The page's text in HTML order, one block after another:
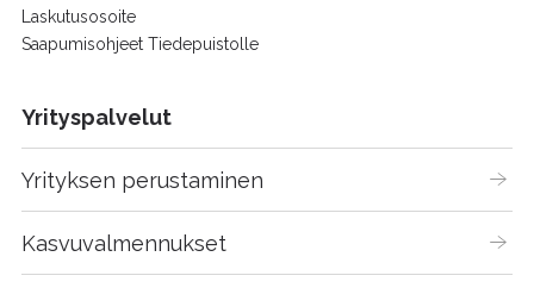
Laskutusosoite
Saapumisohjeet Tiedepuistolle
Yrityspalvelut
Yrityksen perustaminen
Kasvuvalmennukset